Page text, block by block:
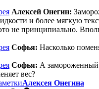
Алексей Онегин:
и более мягкую
не принципиально.
Софья: Насколько
Софья: А замороженный
вес?
Алексея Онегина